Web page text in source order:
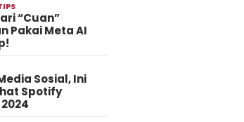
“Cuan”
Pakai Meta AI
Sosial, Ini
Spotify